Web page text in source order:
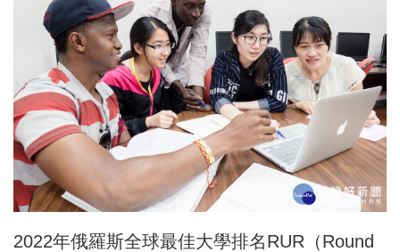
2022年俄羅斯全球最佳大學排名RUR（Round